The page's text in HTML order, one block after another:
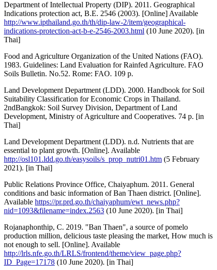
Department of Intellectual Property (DIP). 2011. Geographical
Indications protection act, B.E. 2546 (2003). [Online] Available
http://www.ipthailand.go.th/th/dip-law-2/item/geographical-
indications-protection-act-b-e-2546-2003.html (10 June 2020). [in
Thai]
Food and Agriculture Organization of the United Nations (FAO).
1983. Guidelines: Land Evaluation for Rainfed Agriculture. FAO
Soils Bulletin. No.52. Rome: FAO. 109 p.
Land Development Department (LDD). 2000. Handbook for Soil
Suitability Classification for Economic Crops in Thailand.
2ndBangkok: Soil Survey Division, Department of Land
Development, Ministry of Agriculture and Cooperatives. 74 p. [in
Thai]
Land Development Department (LDD). n.d. Nutrients that are
essential to plant growth. [Online]. Available
http://osl101.ldd.go.th/easysoils/s_prop_nutri01.htm (5 February
2021). [in Thai]
Public Relations Province Office, Chaiyaphum. 2011. General
conditions and basic information of Ban Thaen district. [Online].
Available https://pr.prd.go.th/chaiyaphum/ewt_news.php?
nid=1093&filename=index.2563 (10 June 2020). [in Thai]
Rojanaphonthip, C. 2019. "Ban Thaen", a source of pomelo
production million, delicious taste pleasing the market, How much is
not enough to sell. [Online]. Available
http://lrls.nfe.go.th/LRLS/frontend/theme/view_page.php?
ID_Page=17178 (10 June 2020). [in Thai]